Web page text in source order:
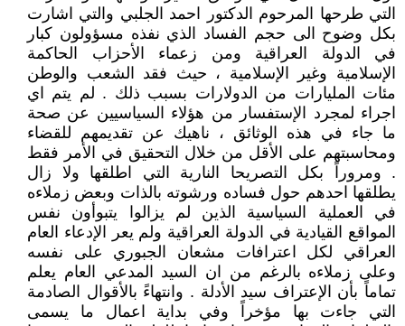
التي طرحها المرحوم الدكتور احمد الجلبي والتي اشارت
بكل وضوح الى حجم الفساد الذي نفذه مسؤولون كبار
في الدولة العراقية ومن زعماء الأحزاب الحاكمة
الإسلامية وغير الإسلامية ، حيث فقد الشعب والوطن
مئات المليارات من الدولارات بسبب ذلك . لم يتم اي
اجراء لمجرد الإستفسار من هؤلاء السياسيين عن صحة
ما جاء في هذه الوثائق ، ناهيك عن تقديمهم للقضاء
ومحاسبتهم على الأقل من خلال التحقيق في الأمر فقط
. ومروراً بكل التصريحا النارية التي اطلقها ولا زال
يطلقها احدهم حول فساده ورشوته بالذات وبعض زملاءه
في العملية السياسية الذين لم يزالوا يتبوأون نفس
المواقع القيادية في الدولة العراقية ولم يعر الإدعاء العام
العراقي لكل اعترافات مشعان الجبوري على نفسه
وعلى زملاءه بالرغم من ان السيد المدعي العام يعلم
تماماً بأن الإعتراف سيد الأدلة . وانتهاءً بالأقوال الصادمة
التي جاءت بها مؤخراً وفي بداية اعمال ما يسمى